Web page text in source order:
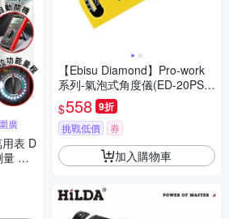
廣
表 D
蜂
級管
【Ebisu Diamond】Pro-work
系列-氣泡式角度儀(ED-20PSL
Y)
$558 9折
挑戰低價 券
加入購物車